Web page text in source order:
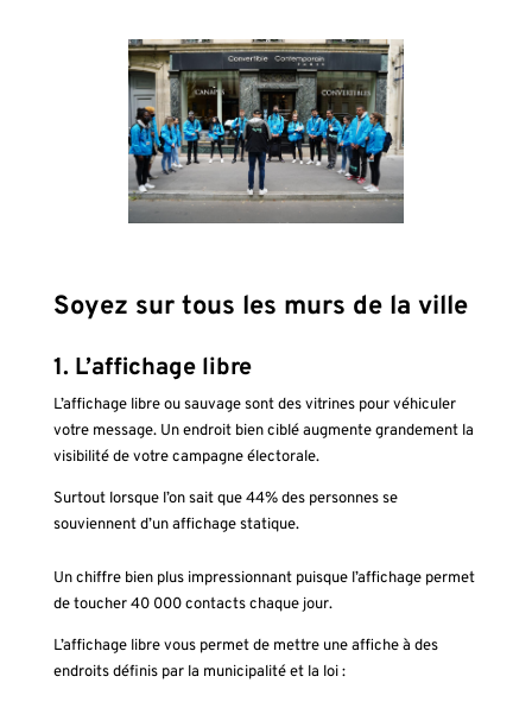
Soyez sur tous les murs de la ville
1. L’affichage libre
L’affichage libre ou sauvage sont des vitrines pour véhiculer
votre message. Un endroit bien ciblé augmente grandement la
visibilité de votre campagne électorale.
Surtout lorsque l’on sait que 44% des personnes se
souviennent d’un affichage statique.
Un chiffre bien plus impressionnant puisque l’affichage permet
de toucher 40 000 contacts chaque jour.
L’affichage libre vous permet de mettre une affiche à des
endroits définis par la municipalité et la loi :